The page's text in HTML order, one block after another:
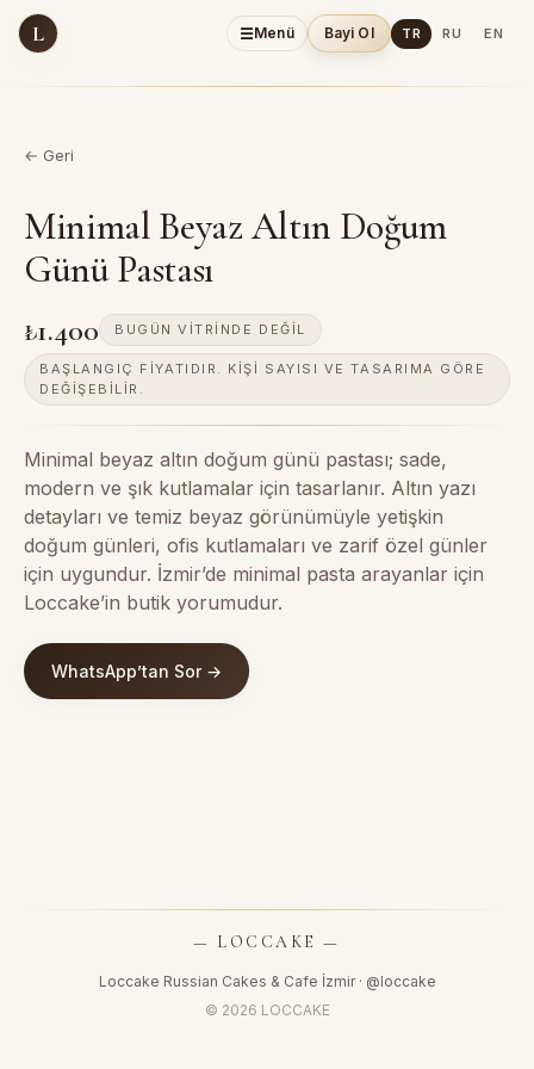
L ☰Menü Bayi Ol TR RU EN
← Geri
Minimal Beyaz Altın Doğum
Günü Pastası
₺1.400 BUGÜN VITRINDE DEĞIL
BAŞLANGIÇ FIYATIDIR. KIŞI SAYISI VE TASARIMA GÖRE
DEĞIŞEBILIR.
Minimal beyaz altın doğum günü pastası; sade,
modern ve şık kutlamalar için tasarlanır. Altın yazı
detayları ve temiz beyaz görünümüyle yetişkin
doğum günleri, ofis kutlamaları ve zarif özel günler
için uygundur. İzmir’de minimal pasta arayanlar için
Loccake’in butik yorumudur.
WhatsApp’tan Sor →
— LOCCAKE —
Loccake Russian Cakes & Cafe İzmir · @loccake
© 2026 LOCCAKE